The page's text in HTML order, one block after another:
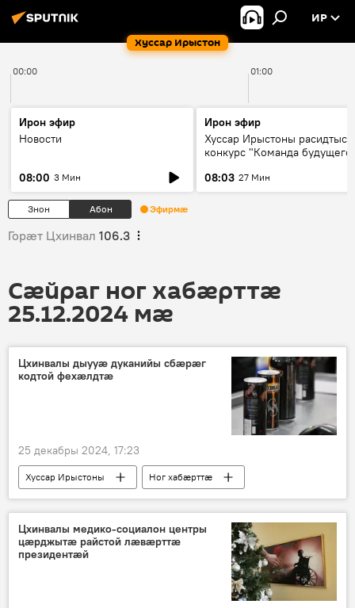
Хуссар Ирыстон
ИР
00:00 01:00
Ирон эфир
Новости
08:00 3 Мин
Ирон эфир
Хуссар Ирыстоны
конкурс "Команда
08:03 27 Мин
Знон Абон Эфирмæ
Горӕт Цхинвал 106.3
Сӕйраг ног хабӕрттӕ
25.12.2024 мӕ
Цхинвалы дыууæ дуканийы сбæрæг
кодтой фехæлдтæ
25 декабры 2024, 17:23
Хуссар Ирыстоны
Ног хабӕрттӕ
Хуссар Иры МХМ
Цхинвалы медико-социалон центры
цæрджытæ райстой лæвæрттæ
президентæй